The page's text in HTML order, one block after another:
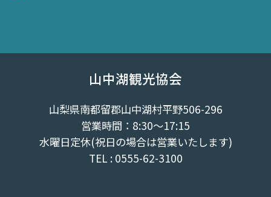
山中湖観光協会
山梨県南都留郡山中湖村平野506-296
営業時間：8:30～17:15
水曜日定休(祝日の場合は営業いたします)
TEL : 0555-62-3100